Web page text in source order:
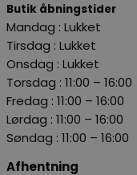
Butik åbningstider
Mandag : Lukket
Tirsdag : Lukket
Onsdag : Lukket
Torsdag : 11:00 – 16:00
Fredag : 11:00 – 16:00
Lørdag : 11:00 – 16:00
Søndag : 11:00 – 16:00
Afhentning